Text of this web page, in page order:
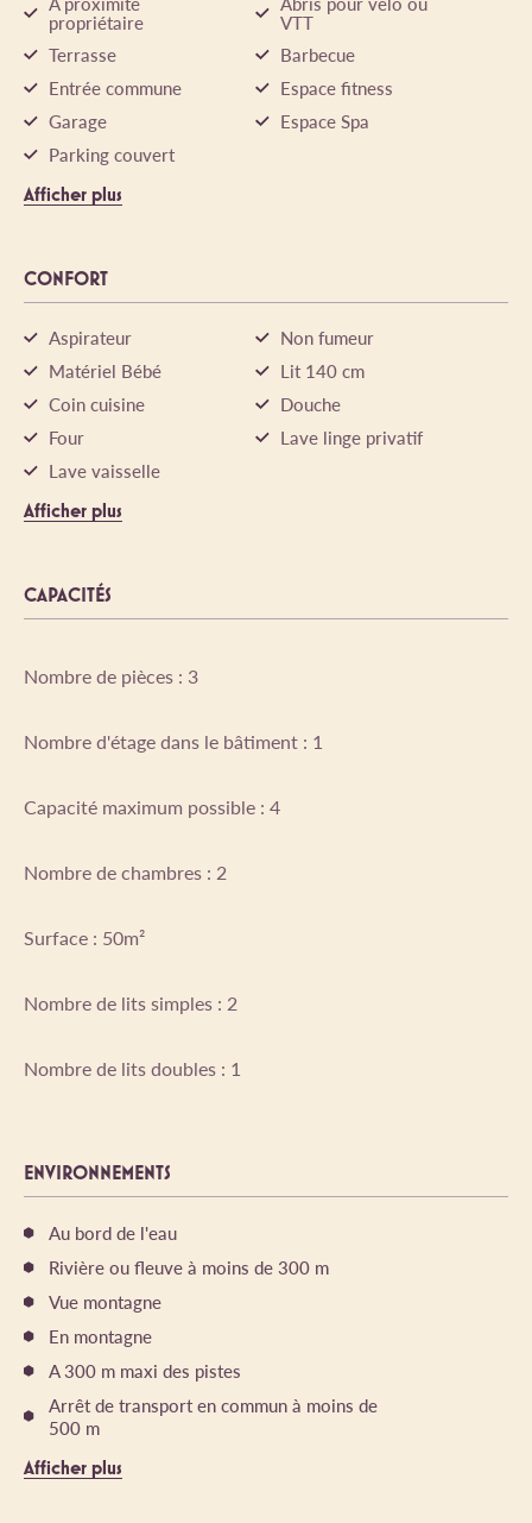
propriétaire
VTT
Terrasse
Barbecue
Entrée commune
Espace fitness
Garage
Espace Spa
Parking couvert
Afficher plus
CONFORT
Aspirateur
Non fumeur
Matériel Bébé
Lit 140 cm
Coin cuisine
Douche
Four
Lave linge privatif
Lave vaisselle
Afficher plus
CAPACITÉS
Nombre de pièces : 3
Nombre d'étage dans le bâtiment : 1
Capacité maximum possible : 4
Nombre de chambres : 2
Surface : 50m²
Nombre de lits simples : 2
Nombre de lits doubles : 1
ENVIRONNEMENTS
Au bord de l'eau
Rivière ou fleuve à moins de 300 m
Vue montagne
En montagne
A 300 m maxi des pistes
Arrêt de transport en commun à moins de
500 m
Afficher plus